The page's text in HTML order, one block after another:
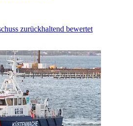
zurückhaltend bewertet